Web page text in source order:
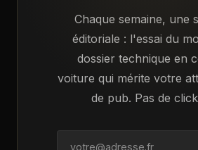
Chaque semaine, une
éditoriale : l'essai du
dossier technique en
voiture qui mérite votre
de pub. Pas de